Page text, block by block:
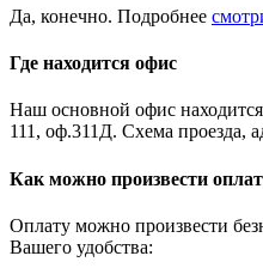
Да, конечно. Подробнее
Где находится офис
Наш основной офис
111, оф.311Д. Схема проезда,
Как можно произвести
Оплату можно произвести
Вашего удобства: